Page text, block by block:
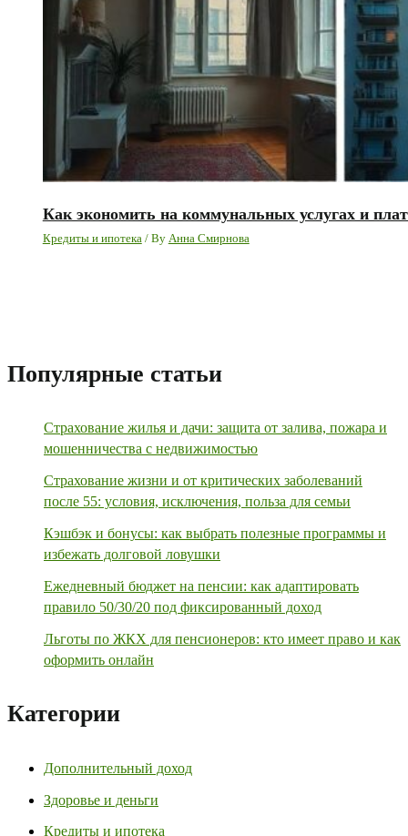
Как экономить на коммунальных услугах и
Кредиты и ипотека/ By Анна Смирнова
Популярные статьи
Страхование жилья и дачи: защита от залива, пожара и
мошенничества с недвижимостью
Страхование жизни и от критических заболеваний
после 55: условия, исключения, польза для семьи
Кэшбэк и бонусы: как выбрать полезные программы и
избежать долговой ловушки
Ежедневный бюджет на пенсии: как адаптировать
правило 50/30/20 под фиксированный доход
Льготы по ЖКХ для пенсионеров: кто имеет право и как
оформить онлайн
Категории
Дополнительный доход
Здоровье и деньги
Кредиты и ипотека